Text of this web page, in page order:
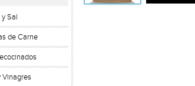
y Sal
de Carne
Vinagres